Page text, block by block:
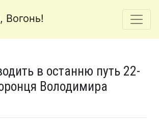
Вогонь!
в останню путь 22-
Володимира